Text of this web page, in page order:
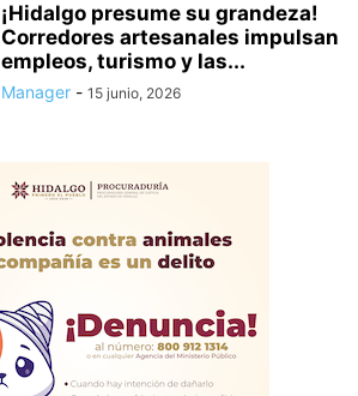
¡Hidalgo presume su grandeza!
Corredores artesanales impulsan
empleos, turismo y las...
Manager - 15 junio, 2026